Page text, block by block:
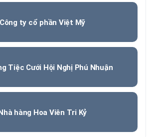
Công ty cổ phần Việt Mỹ
Tiệc Cưới Hội Nghị Phú Nhuận
hàng Hoa Viên Tri Kỷ